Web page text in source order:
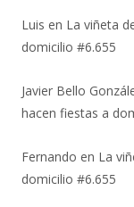
Luis en La viñeta
domicilio #6.655
Javier Bello
hacen fiestas a
Fernando en La
domicilio #6.655